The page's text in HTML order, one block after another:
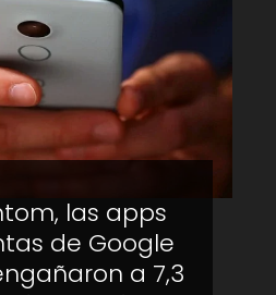
las apps
de Google
a 7,3